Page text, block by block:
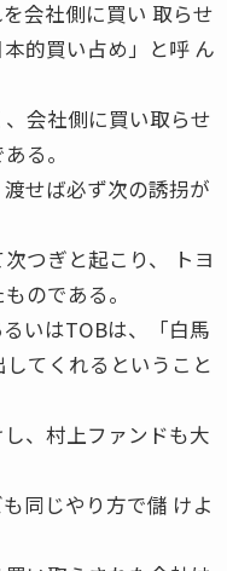
会社側に買い 取らせ
的買い占め」と呼 ん
会社側に買い取らせ
る。
せば必ず次の誘拐が
つぎと起こり、 トヨ
のである。
いはTOBは、「白馬
てくれるということ
、村上ファンドも大
同じやり方で儲 けよ